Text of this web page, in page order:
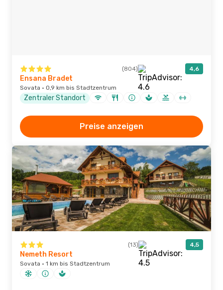
(804) 4,6
Ensana Bradet
Sovata · 0,9 km bis Stadtzentrum
Zentraler Standort
Preise anzeigen
(13) 4,5
Nemeth Resort
Sovata · 1 km bis Stadtzentrum